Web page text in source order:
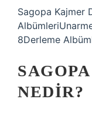
Sagopa Kajmer
8Derleme
NEDIR?